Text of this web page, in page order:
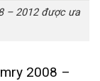
– 2012 được ưa
2008 –